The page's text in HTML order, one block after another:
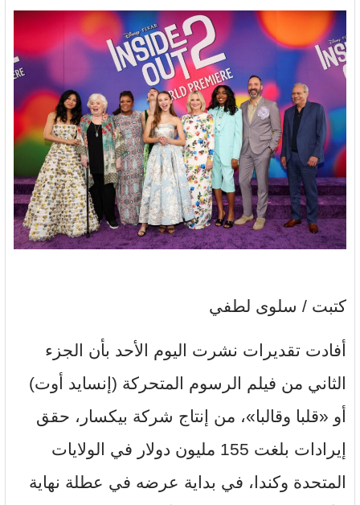
كتبت / سلوى لطفي
أفادت تقديرات نشرت اليوم الأحد بأن الجزء
الثاني من فيلم الرسوم المتحركة (إنسايد أوت)
أو «قلبا وقالبا»، من إنتاج شركة بيكسار، حقق
إيرادات بلغت 155 مليون دولار في الولايات
المتحدة وكندا، في بداية عرضه في عطلة نهاية